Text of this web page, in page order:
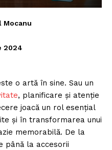
Mocanu
2024
o artă în sine. Sau un
, planificare și atenție
joacă un rol esențial
și în transformarea unui
memorabilă. De la
până la accesorii